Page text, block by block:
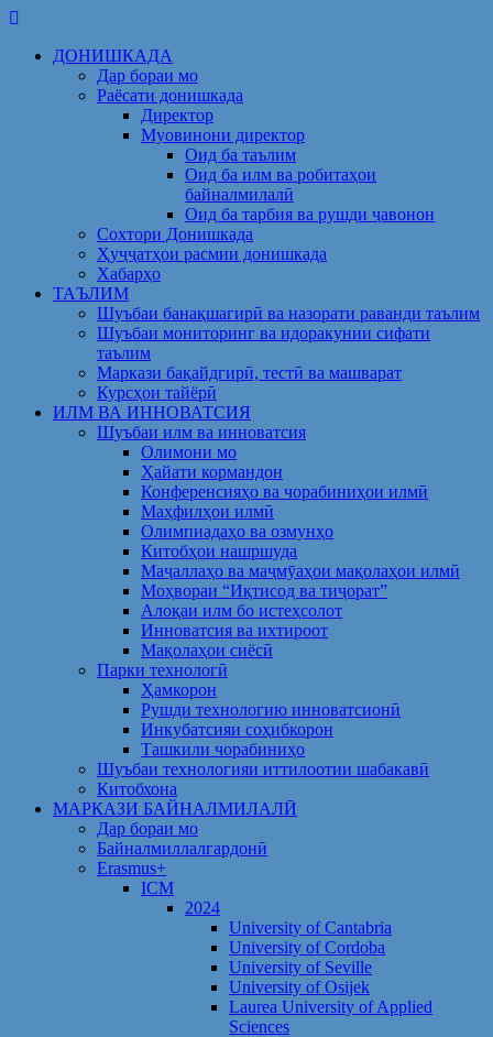
Skip
contentДОНИШКАДА
Дар бораи мо
Раёсати донишкада
Директор
Муовинони директор
Оид ба таълим
Оид ба илм ва робитаҳои
байналмилалӣ
Оид ба тарбия ва рушди ҷавонон
Сохтори Донишкада
Ҳуҷҷатҳои расмии донишкада
Хабарҳо
ТАЪЛИМ
Шуъбаи банақшагирӣ ва назорати раванди таълим
Шуъбаи мониторинг ва идоракунии сифати
таълим
Маркази бақайдгирӣ, тестӣ ва машварат
Курсҳои тайёрӣ
ИЛМ ВА ИННОВАТСИЯ
Шуъбаи илм ва инноватсия
Олимони мо
Ҳайати кормандон
Конференсияҳо ва чорабиниҳои илмӣ
Маҳфилҳои илмӣ
Олимпиадаҳо ва озмунҳо
Китобҳои нашршуда
Маҷаллаҳо ва маҷмӯаҳои мақолаҳои илмӣ
Моҳвораи “Иқтисод ва тиҷорат”
Алоқаи илм бо истеҳсолот
Инноватсия ва ихтироот
Мақолаҳои сиёсӣ
Парки технологӣ
Ҳамкорон
Рушди технологию инноватсионӣ
Инкубатсияи соҳибкорон
Ташкили чорабиниҳо
Шуъбаи технологияи иттилоотии шабакавӣ
Китобхона
МАРКАЗИ БАЙНАЛМИЛАЛӢ
Дар бораи мо
Байналмиллалгардонӣ
Erasmus+
ICM
2024
University of Cantabria
University of Cordoba
University of Seville
University of Osijek
Laurea University of Applied
Sciences